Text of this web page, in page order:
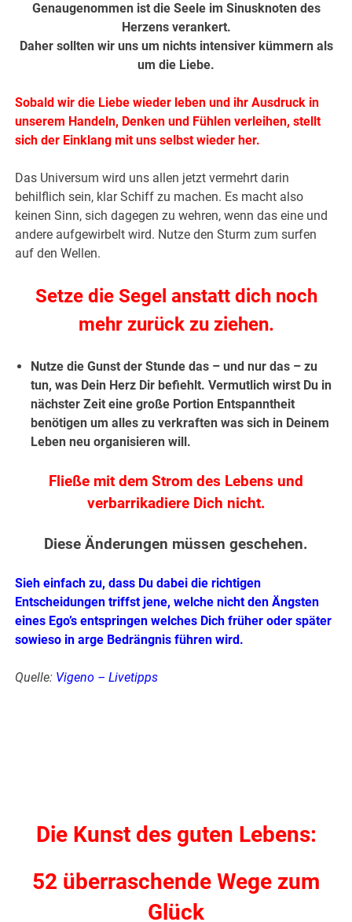
Genaugenommen ist die Seele im Sinusknoten des
Herzens verankert.
Daher sollten wir uns um nichts intensiver kümmern als
um die Liebe.
Sobald wir die Liebe wieder leben und ihr Ausdruck in
unserem Handeln, Denken und Fühlen verleihen, stellt
sich der Einklang mit uns selbst wieder her.
Das Universum wird uns allen jetzt vermehrt darin
behilflich sein, klar Schiff zu machen. Es macht also
keinen Sinn, sich dagegen zu wehren, wenn das eine und
andere aufgewirbelt wird. Nutze den Sturm zum surfen
auf den Wellen.
Setze die Segel anstatt dich noch
mehr zurück zu ziehen.
Nutze die Gunst der Stunde das – und nur das – zu
tun, was Dein Herz Dir befiehlt. Vermutlich wirst Du in
nächster Zeit eine große Portion Entspanntheit
benötigen um alles zu verkraften was sich in Deinem
Leben neu organisieren will.
Fließe mit dem Strom des Lebens und
verbarrikadiere Dich nicht.
Diese Änderungen müssen geschehen.
Sieh einfach zu, dass Du dabei die richtigen
Entscheidungen triffst jene, welche nicht den Ängsten
eines Ego’s entspringen welches Dich früher oder später
sowieso in arge Bedrängnis führen wird.
Quelle: Vigeno – Livetipps
Die Kunst des guten Lebens:
52 überraschende Wege zum
Glück